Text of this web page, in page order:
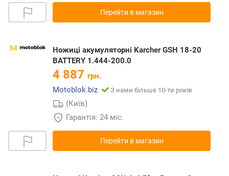
Перейти в магазин
Ножиці акумуляторні Karcher GSH 18-20
BATTERY 1.444-200.0
4 887 грн.
Motoblok.biz
З нами більше 10-ти років
(Київ)
Гарантія: 24 міс.
Перейти в магазин